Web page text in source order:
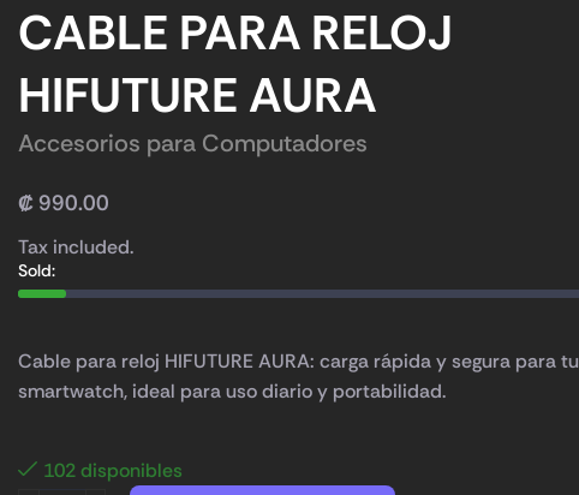
CABLE PARA RELOJ
HIFUTURE AURA
Accesorios para Computadores
₡ 990.00
Tax included.
Sold:
Cable para reloj HIFUTURE AURA: carga rápida y segura para tu
smartwatch, ideal para uso diario y portabilidad.
102 disponibles